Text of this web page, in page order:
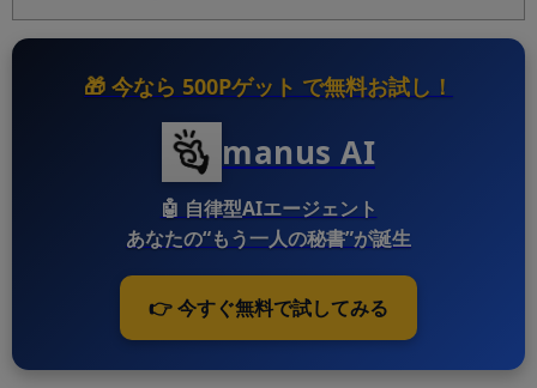
🎁 今なら 500Pゲット で無料お試し！
manus AI
🤖 自律型AIエージェント
あなたの“もう一人の秘書”が誕生
👉 今すぐ無料で試してみる